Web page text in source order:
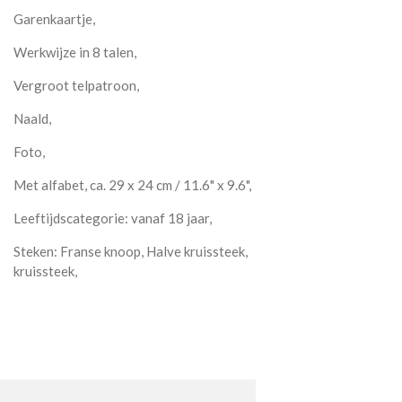
Garenkaartje,
Werkwijze in 8 talen,
Vergroot telpatroon,
Naald,
Foto,
Met alfabet, ca. 29 x 24 cm / 11.6" x 9.6",
Leeftijdscategorie: vanaf 18 jaar,
Steken: Franse knoop, Halve kruissteek,
kruissteek,